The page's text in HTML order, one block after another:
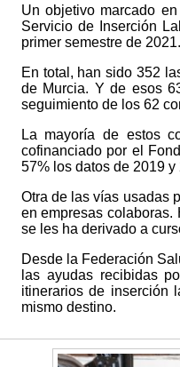
Un objetivo marcado
Servicio de Inserción
primer semestre de 2021.
En total, han sido 352
de Murcia. Y de esos
seguimiento de los 62
La mayoría de estos
cofinanciado por el
57% los datos de 2019
Otra de las vías usadas
en empresas
se les ha derivado a
Desde la Federación
las ayudas recibidas
itinerarios de inserción
mismo destino.